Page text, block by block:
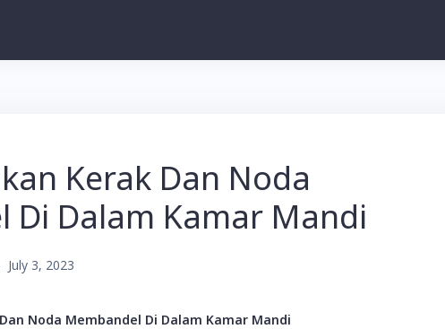
Kerak Dan Noda
Di Dalam Kamar Mandi
July 3, 2023
Noda Membandel Di Dalam Kamar Mandi